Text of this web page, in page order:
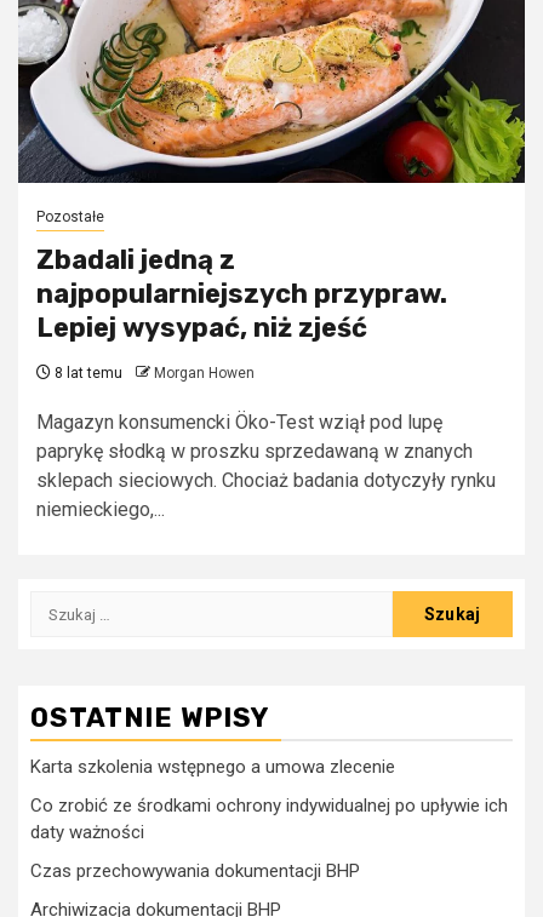
Pozostałe
Zbadali jedną z
najpopularniejszych przypraw.
Lepiej wysypać, niż zjeść
8 lat temu Morgan Howen
Magazyn konsumencki Öko-Test wziął pod lupę
paprykę słodką w proszku sprzedawaną w znanych
sklepach sieciowych. Chociaż badania dotyczyły rynku
niemieckiego,...
Szukaj:
OSTATNIE WPISY
Karta szkolenia wstępnego a umowa zlecenie
Co zrobić ze środkami ochrony indywidualnej po upływie ich
daty ważności
Czas przechowywania dokumentacji BHP
Archiwizacja dokumentacji BHP